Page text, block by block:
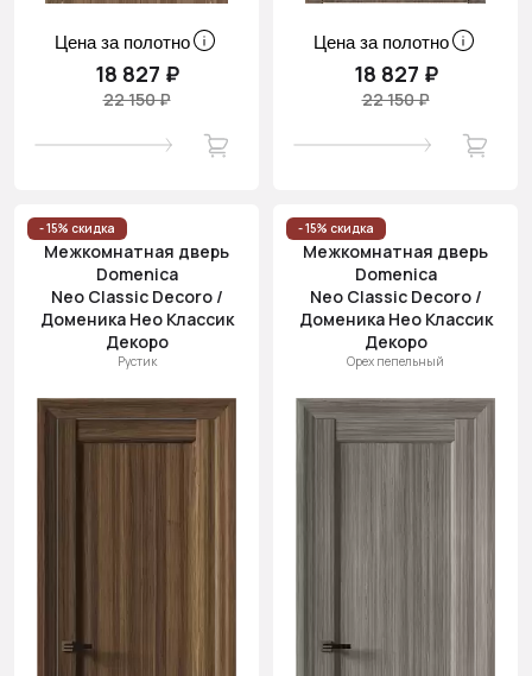
Цена за полотно
18 827 ₽
22 150 ₽
Цена за полотно
18 827 ₽
22 150 ₽
- 15% скидка
Межкомнатная дверь
Domenica
Neo Classic Decoro /
Доменика Нео Классик
Декоро
Рустик
- 15% скидка
Межкомнатная дверь
Domenica
Neo Classic Decoro /
Доменика Нео Классик
Декоро
Орех пепельный